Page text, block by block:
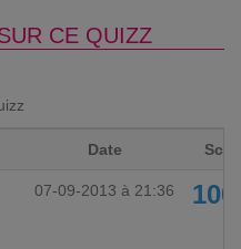
CE QUIZZ
Date
07-09-2013 à 21:36